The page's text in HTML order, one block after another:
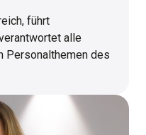
führt
alle
Personalthemen des